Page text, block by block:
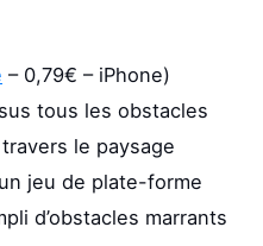
– 0,79€ – iPhone)
tous les obstacles
le paysage
jeu de plate-forme
d’obstacles marrants